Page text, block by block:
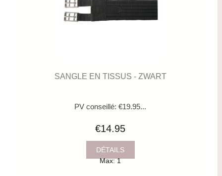
SANGLE EN TISSUS - ZWART
PV conseillé: €19.95...
€14.95
DÉTAILS
Max: 1